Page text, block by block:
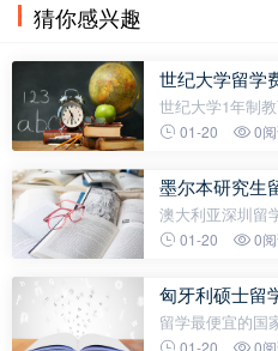
猜你感兴趣
世纪大学留学
世纪大学1年制
排和实际应用的
握教育学科的核
01-20 0阅
墨尔本研究生
澳大利亚深圳留
年费用多少澳大
文化环境和宽松
01-20 0阅
匈牙利硕士留
留学最便宜的国
及汇率，以下是
01-20 0阅